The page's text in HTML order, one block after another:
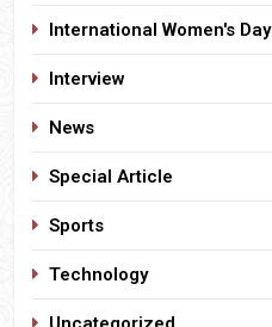
International Women's Day
Interview
News
Special Article
Sports
Technology